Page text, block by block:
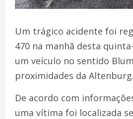
Um trágico acidente foi
470 na manhã desta
um veículo no sentido
proximidades da Altenburg.
De acordo com
uma vítima foi localizada